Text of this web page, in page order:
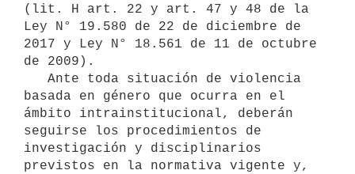
(lit. H art. 22 y art. 47 y 48 de la
Ley N° 19.580 de 22 de diciembre de
2017 y Ley N° 18.561 de 11 de octubre
de 2009).
basada en género que ocurra en el
ámbito intrainstitucional, deberán
seguirse los procedimientos de
investigación y disciplinarios
previstos en la normativa vigente y,